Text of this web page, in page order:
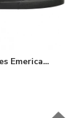
Emerica
Feet Above -